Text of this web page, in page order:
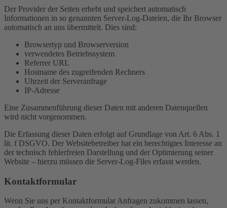
Der Provider der Seiten erhebt und speichert automatisch
Informationen in so genannten Server-Log-Dateien, die Ihr Browser
automatisch an uns übermittelt. Dies sind:
Browsertyp und Browserversion
verwendetes Betriebssystem
Referrer URL
Hostname des zugreifenden Rechners
Uhrzeit der Serveranfrage
IP-Adresse
Eine Zusammenführung dieser Daten mit anderen Datenquellen
wird nicht vorgenommen.
Die Erfassung dieser Daten erfolgt auf Grundlage von Art. 6 Abs. 1
lit. f DSGVO. Der Websitebetreiber hat ein berechtigtes Interesse an
der technisch fehlerfreien Darstellung und der Optimierung seiner
Website – hierzu müssen die Server-Log-Files erfasst werden.
Kontaktformular
Wenn Sie uns per Kontaktformular Anfragen zukommen lassen,